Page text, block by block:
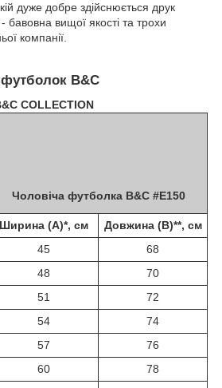
дуже добре здійснюється друк
вищої якості та трохи
компанії.
B&C
COLLECTION
Чоловіча футболка B&C #E150
Ширина (A)*, см
Довжина (B)**, см
45
68
48
70
51
72
54
74
57
76
60
78